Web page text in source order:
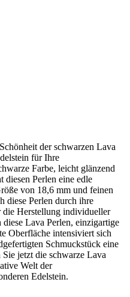
der schwarzen Lava
für Ihre
Farbe, leicht glänzend
diesen Perlen eine edle
von 18,6 mm und feinen
diese Perlen durch ihre
die Herstellung individueller
Lava Perlen, einzigartige
Oberfläche intensiviert sich
Schmuckstück eine
jetzt die schwarze Lava
Welt der
Edelstein.